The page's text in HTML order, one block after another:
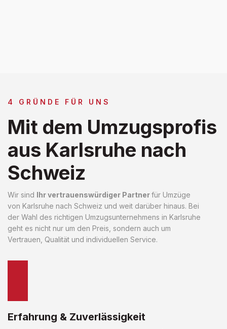
4 GRÜNDE FÜR UNS
Mit dem Umzugsprofis
aus Karlsruhe nach
Schweiz
Wir sind Ihr vertrauenswürdiger Partnerfür Umzüge
von Karlsruhe nach Schweiz und weit darüber hinaus. Bei
der Wahl des richtigen Umzugsunternehmens in Karlsruhe
geht es nicht nur um den Preis, sondern auch um
Vertrauen, Qualität und individuellen Service.
Erfahrung & Zuverlässigkeit